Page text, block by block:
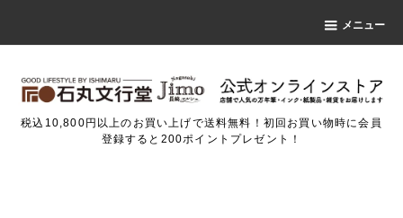
メニュー
税込10,800円以上のお買い上げで送料無料！初回お買い物時に会員
登録すると200ポイントプレゼント！